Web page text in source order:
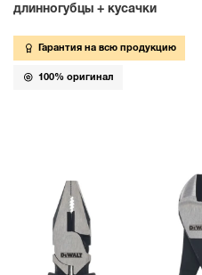
длинногубцы + кусачки
Гарантия на всю продукцию
100% оригинал